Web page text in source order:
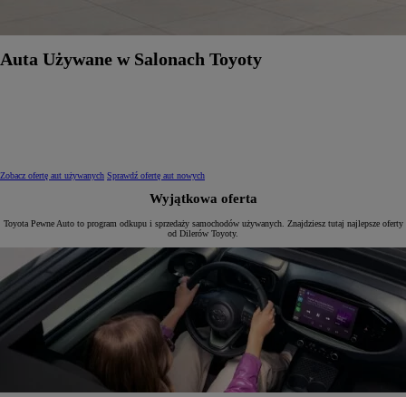
Auta Używane w Salonach Toyoty
Zobacz ofertę aut używanych Sprawdź ofertę aut nowych
Wyjątkowa oferta
Toyota Pewne Auto to program odkupu i sprzedaży samochodów używanych. Znajdziesz tutaj najlepsze oferty
od Dilerów Toyoty.